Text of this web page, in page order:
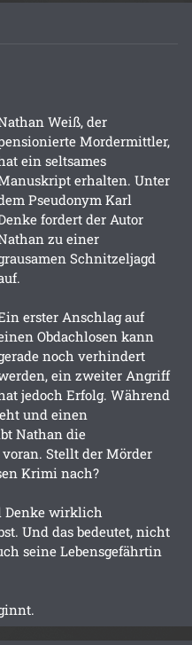
Weiß, der
Mordermittler,
ein seltsames
erhalten. Unter
Pseudonym Karl
fordert der Autor
zu einer
Schnitzeljagd
erster Anschlag auf
Obdachlosen kann
noch verhindert
ein zweiter Angriff
jedoch Erfolg. Während
und einen
Nathan die
Stellt der Mörder
Krimi nach?
Denke wirklich
Und das bedeutet, nicht
seine Lebensgefährtin